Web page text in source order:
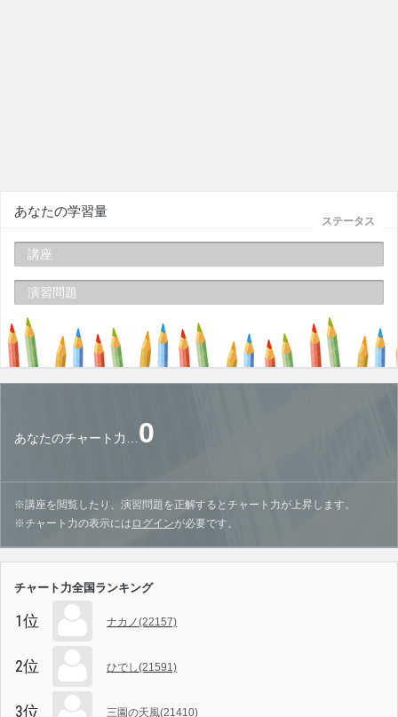
ステータス
あなたの学習量
講座
演習問題
あなたのチャート力… 0
※講座を閲覧したり、演習問題を正解するとチャート力が上昇します。
※チャート力の表示には ログインが必要です。
チャート力全国ランキング
1位 ナカノ(22157)
2位 ひでし(21591)
3位 三園の天風(21410)